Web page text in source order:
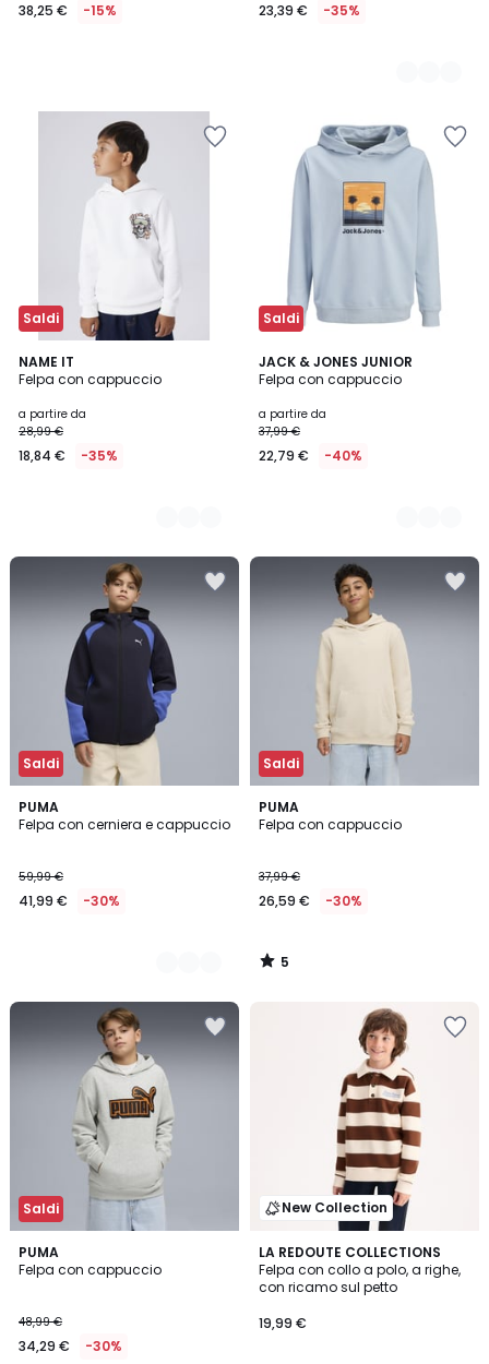
38,25 € -15% 23,39 € -35%
Saldi
NAME IT
Felpa con cappuccio
a partire da
28,99 €
18,84 € -35%
2
Colori
Saldi
JACK & JONES JUNIOR
Felpa con cappuccio
a partire da
37,99 €
22,79 € -40%
2
Colori
Saldi
PUMA
Felpa con cerniera e cappuccio
59,99 €
41,99 € -30%
2
Colori
Saldi
PUMA
Felpa con cappuccio
37,99 €
26,59 € -30%
5
/
5
/
Saldi
PUMA
Felpa con cappuccio
48,99 €
34,29 € -30%
2
Colori
New Collection
LA REDOUTE COLLECTIONS
Felpa con collo a polo, a righe,
con ricamo sul petto
19,99 €